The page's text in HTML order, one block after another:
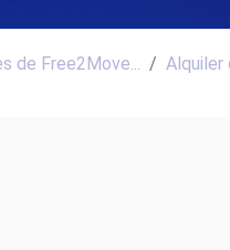
de Free2Move... Alquiler